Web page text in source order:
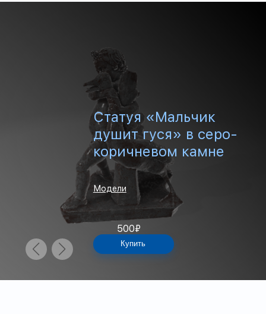
Статуя «Мальчик
душит гуся» в серо-
коричневом камне
Модели
500₽
Купить